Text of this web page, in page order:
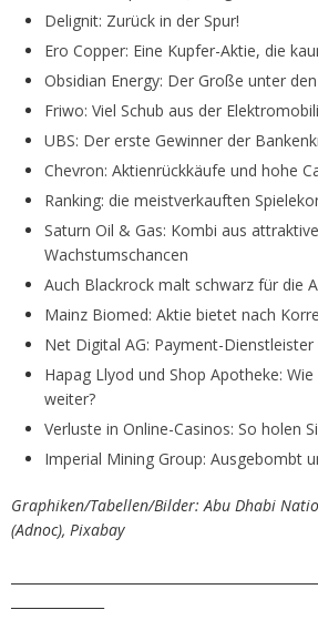
Delignit: Zurück in der Spur!
Ero Copper: Eine Kupfer-Aktie, die
Obsidian Energy: Der Große unter
Friwo: Viel Schub aus der
UBS: Der erste Gewinner der
Chevron: Aktienrückkäufe und hohe
Ranking: die meistverkauften
Saturn Oil & Gas: Kombi aus
Wachstumschancen
Auch Blackrock malt schwarz für die
Mainz Biomed: Aktie bietet nach
Net Digital AG: Payment-
Hapag Llyod und Shop Apotheke:
weiter?
Verluste in Online-Casinos: So holen
Imperial Mining Group: Ausgebombt
Graphiken/Tabellen/Bilder: Abu Dhabi
(Adnoc), Pixabay